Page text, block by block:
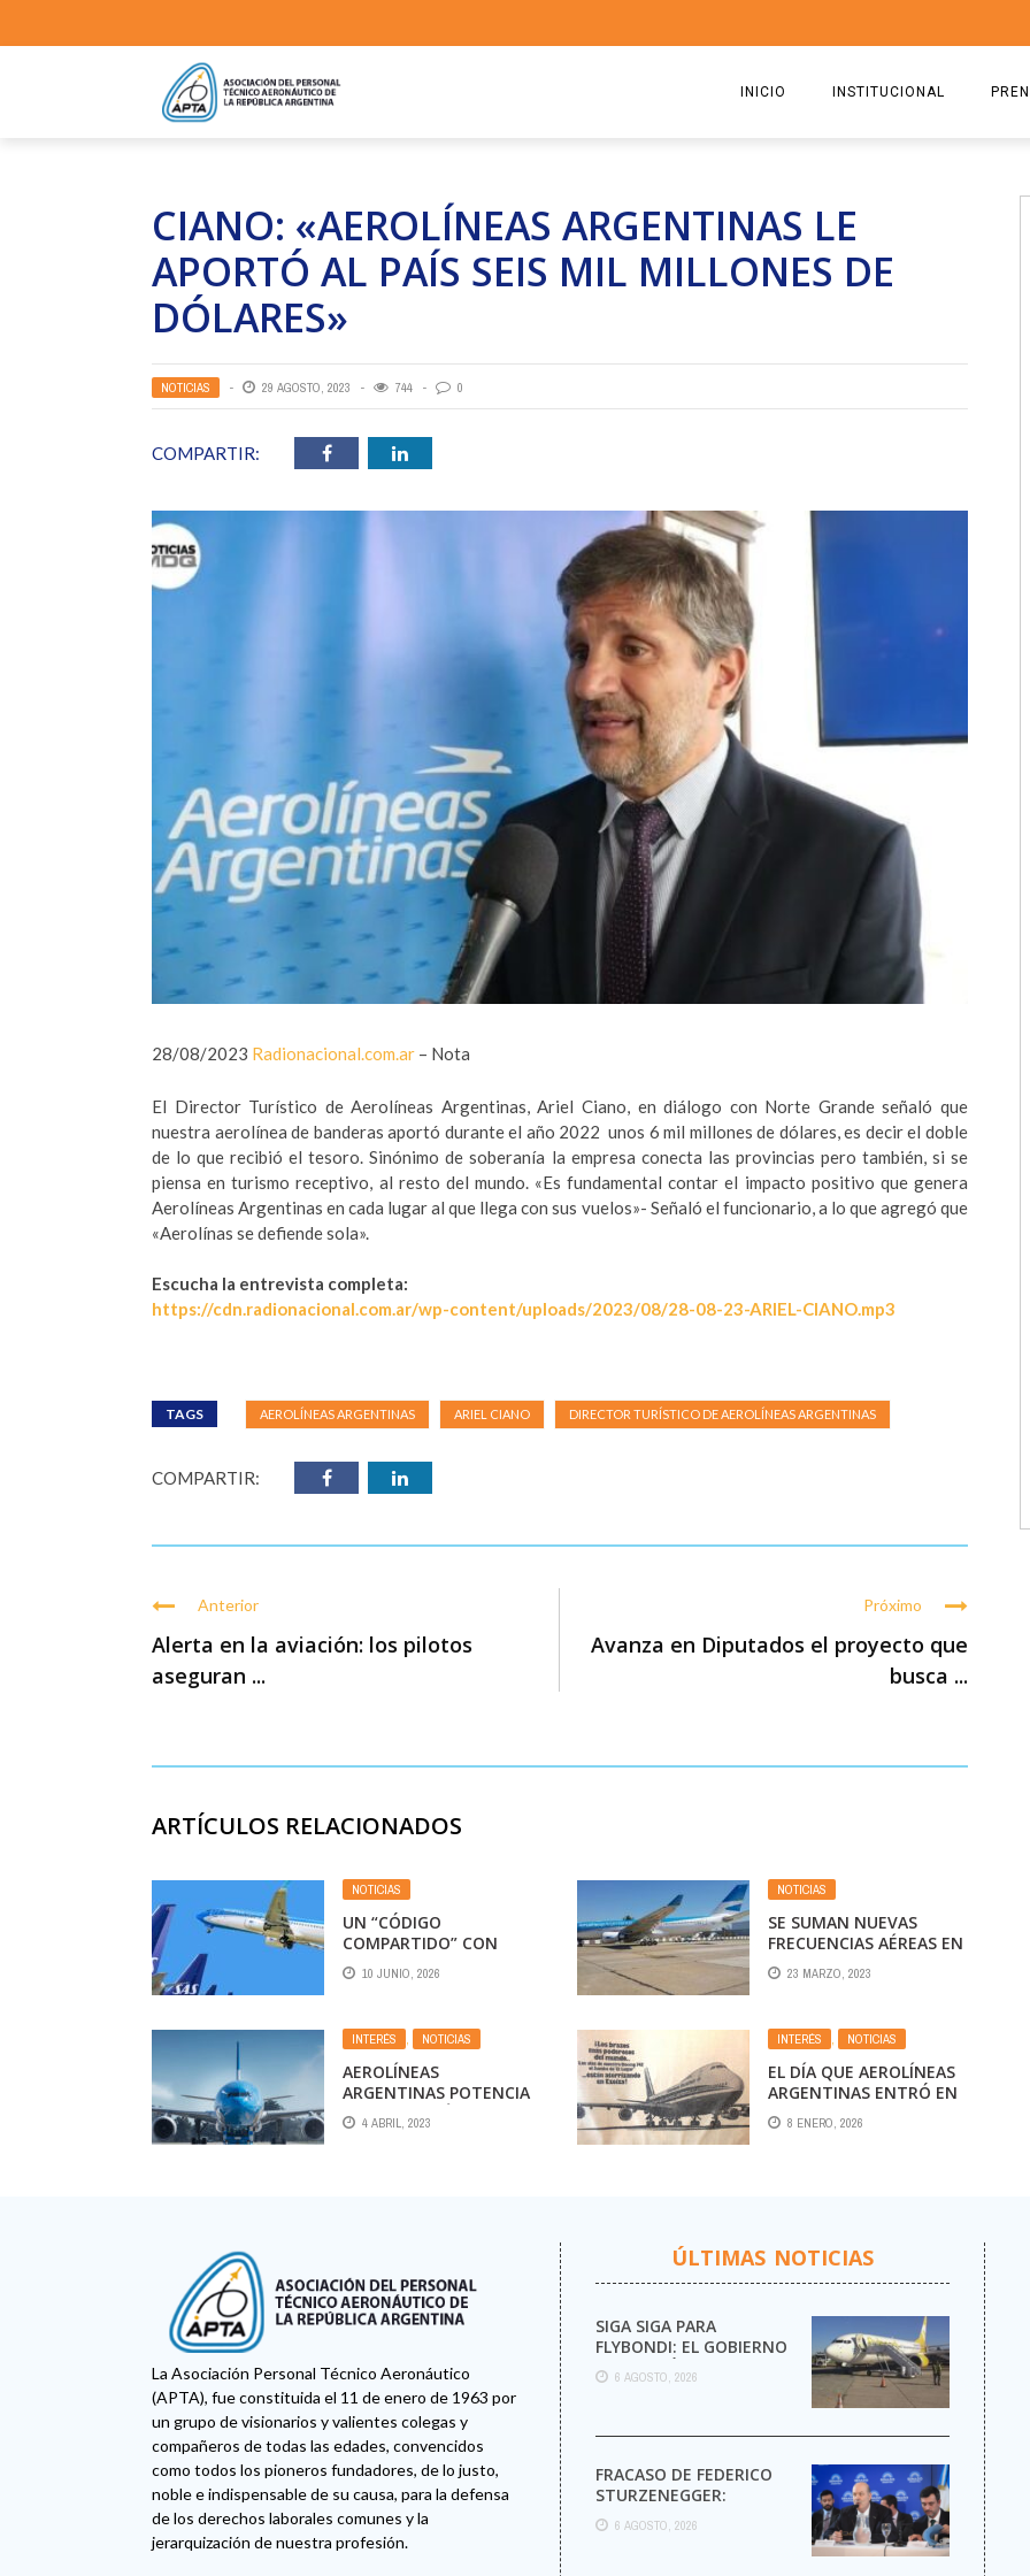
INICIO INSTITUCIONAL
ESTATUTO
COMISIÓN DIRECTIVA 2023-
CIANO: «AEROLÍNEAS ARGENTINAS LE
APORTÓ AL PAÍS SEIS MIL MILLONES DE
DÓLARES»
NOTICIAS 29 AGOSTO, 2023 744 0
COMPARTIR:
28/08/2023 Radionacional.com.ar – Nota
El Director Turístico de Aerolíneas Argentinas, Ariel Ciano, en diálogo con Norte Grande señaló que
nuestra aerolínea de banderas aportó durante el año 2022 unos 6 mil millones de dólares, es decir el doble
de lo que recibió el tesoro. Sinónimo de soberanía la empresa conecta las provincias pero también, si se
piensa en turismo receptivo, al resto del mundo. «Es fundamental contar el impacto positivo que genera
Aerolíneas Argentinas en cada lugar al que llega con sus vuelos»- Señaló el funcionario, a lo que agregó que
«Aerolínas se defiende sola».
Escucha la entrevista completa:
https://cdn.radionacional.com.ar/wp-content/uploads/2023/08/28-08-23-ARIEL-CIANO.mp3
TAGS AEROLÍNEAS ARGENTINAS ARIEL CIANO DIRECTOR TURÍSTICO DE AEROLÍNEAS ARGENTINAS
COMPARTIR:
Anterior
Alerta en la aviación: los pilotos
aseguran ...
Próximo
Avanza en Diputados el proyecto que
busca ...
ARTÍCULOS RELACIONADOS
NOTICIAS
UN “CÓDIGO
COMPARTIDO” CON
HISTORIA
ENTRE AEROLÍNEAS
10 JUNIO, 2026
NOTICIAS
SE SUMAN NUEVAS
FRECUENCIAS AÉREAS EN
MENDOZA Y
PROMOCIONAN EL
SANTA
23 MARZO, 2023
INTERÉS , NOTICIAS
AEROLÍNEAS
ARGENTINAS POTENCIA
SU RED DOMÉSTICA
4 ABRIL, 2023
INTERÉS , NOTICIAS
EL DÍA QUE AEROLÍNEAS
ARGENTINAS ENTRÓ EN
LA ERA DEL BOEING 747
8 ENERO, 2026
La Asociación Personal Técnico Aeronáutico
(APTA), fue constituida el 11 de enero de 1963 por
un grupo de visionarios y valientes colegas y
compañeros de todas las edades, convencidos
como todos los pioneros fundadores, de lo justo,
noble e indispensable de su causa, para la defensa
de los derechos laborales comunes y la
jerarquización de nuestra profesión.
ÚLTIMAS NOTICIAS
SIGA SIGA PARA
FLYBONDI: EL GOBIERNO
AUTORIZÓ LA VENTA DE
MÁS PASAJES
6 AGOSTO, 2026
FRACASO DE FEDERICO
STURZENEGGER:
6 AGOSTO, 2026